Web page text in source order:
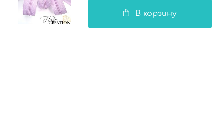
В корзину